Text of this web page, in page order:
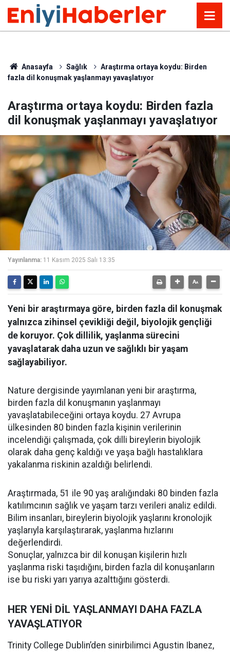
Anasayfa Sağlık
Araştırma ortaya koydu: Birden
fazla dil konuşmak yaşlanmayı yavaşlatıyor
Araştırma ortaya koydu: Birden fazla
dil konuşmak yaşlanmayı yavaşlatıyor
Yayınlanma: 11 Kasım 2025 Salı 13:35
Yeni bir araştırmaya göre, birden fazla dil konuşmak
yalnızca zihinsel çevikliği değil, biyolojik gençliği
de koruyor. Çok dillilik, yaşlanma sürecini
yavaşlatarak daha uzun ve sağlıklı bir yaşam
sağlayabiliyor.
Nature dergisinde yayımlanan yeni bir araştırma,
birden fazla dil konuşmanın yaşlanmayı
yavaşlatabileceğini ortaya koydu. 27 Avrupa
ülkesinden 80 binden fazla kişinin verilerinin
incelendiği çalışmada, çok dilli bireylerin biyolojik
olarak daha genç kaldığı ve yaşa bağlı hastalıklara
yakalanma riskinin azaldığı belirlendi.
Araştırmada, 51 ile 90 yaş aralığındaki 80 binden fazla
katılımcının sağlık ve yaşam tarzı verileri analiz edildi.
Bilim insanları, bireylerin biyolojik yaşlarını kronolojik
yaşlarıyla karşılaştırarak, yaşlanma hızlarını
değerlendirdi.
Sonuçlar, yalnızca bir dil konuşan kişilerin hızlı
yaşlanma riski taşıdığını, birden fazla dil konuşanların
ise bu riski yarı yarıya azalttığını gösterdi.
HER YENİ DİL YAŞLANMAYI DAHA FAZLA
YAVAŞLATIYOR
Trinity College Dublin’den sinirbilimci Agustin Ibanez,